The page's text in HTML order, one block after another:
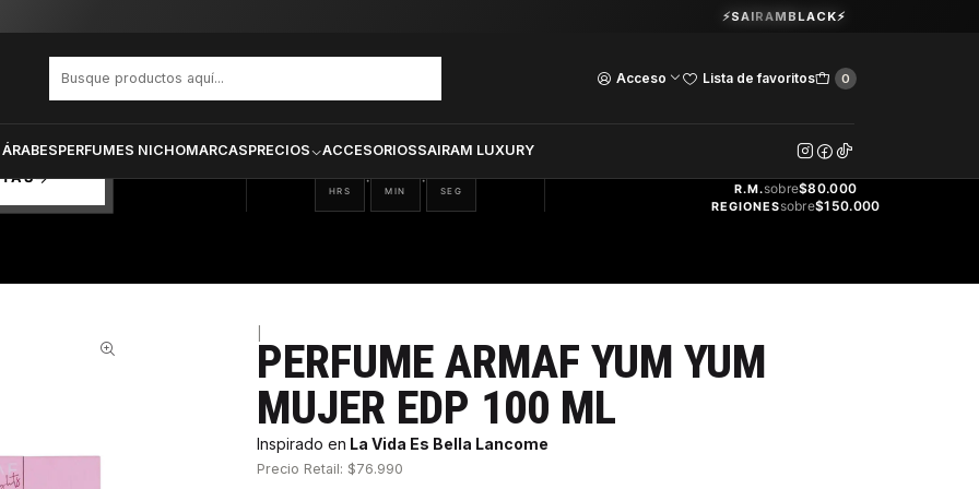
Acceso Lista de favoritos 0
PERFUMES NICHOMARCASPRECIOS ACCESORIOSSAIRAM LUXURY
Guardia Vieja 202. Oficina 102.Ver Horarios
⚡SAIRAMBLACK⚡
20
HRS
: 18
MIN
: 07
SEG
GRATIS
R.M.sobre$80.000
REGIONESsobre$150.000
PERFUME ARMAF YUM YUM
MUJER EDP 100 ML
Inspirado en La Vida Es Bella Lancome
Precio Retail: $76.990